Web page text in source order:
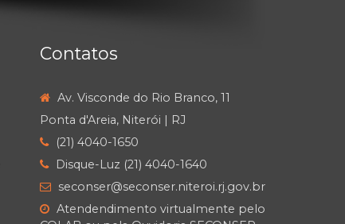
Contatos
Av. Visconde do Rio Branco, 11
Ponta d'Areia, Niterói | RJ
(21) 4040-1650
Disque-Luz (21) 4040-1640
seconser@seconser.niteroi.rj.gov.br
Atendendimento virtualmente pelo